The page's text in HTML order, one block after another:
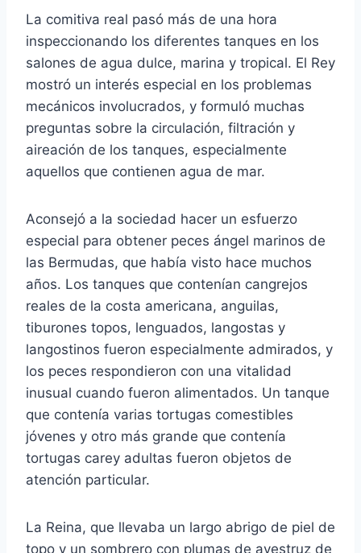
La comitiva real pasó más de una hora
inspeccionando los diferentes tanques en los
salones de agua dulce, marina y tropical. El Rey
mostró un interés especial en los problemas
mecánicos involucrados, y formuló muchas
preguntas sobre la circulación, filtración y
aireación de los tanques, especialmente
aquellos que contienen agua de mar.
Aconsejó a la sociedad hacer un esfuerzo
especial para obtener peces ángel marinos de
las Bermudas, que había visto hace muchos
años. Los tanques que contenían cangrejos
reales de la costa americana, anguilas,
tiburones topos, lenguados, langostas y
langostinos fueron especialmente admirados, y
los peces respondieron con una vitalidad
inusual cuando fueron alimentados. Un tanque
que contenía varias tortugas comestibles
jóvenes y otro más grande que contenía
tortugas carey adultas fueron objetos de
atención particular.
La Reina, que llevaba un largo abrigo de piel de
topo y un sombrero con plumas de avestruz de